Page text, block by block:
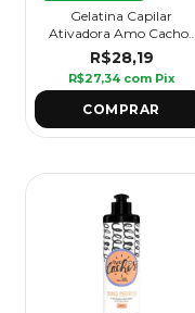
Gelatina Capilar
Ativadora Amo Cachos
420 g - Griffus
R$28,19
R$27,34 com Pix